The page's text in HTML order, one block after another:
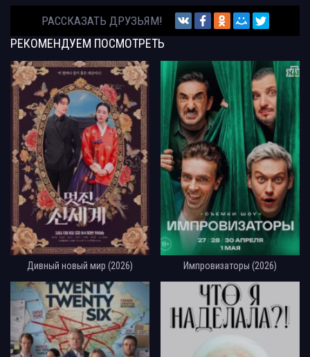
РАССКАЗАТЬ ДРУЗЬЯМ!
РЕКОМЕНДУЕМ ПОСМОТРЕТЬ
Дивный новый мир (2026) Импровизаторы (2026)